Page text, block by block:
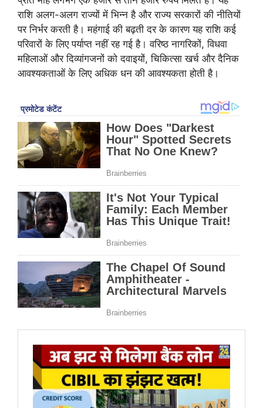
राशि अलग-अलग राज्यों में भिन्न है और राज्य सरकारों की नीतियों
पर निर्भर करती है। महंगाई की बढ़ती दर के कारण यह राशि कई
परिवारों के लिए पर्याप्त नहीं रह गई है। वरिष्ठ नागरिकों, विधवा
महिलाओं और दिव्यांगजनों को दवाइयों, चिकित्सा खर्च और दैनिक
आवश्यकताओं के लिए अधिक धन की आवश्यकता होती है।